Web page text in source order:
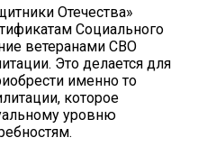
Отечества»
Социального
ветеранами СВО
Это делается для
именно то
которое
уровню